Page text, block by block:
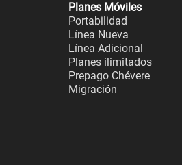
Planes Móviles
Portabilidad
Línea Nueva
Línea Adicional
Planes ilimitados
Prepago Chévere
Migración